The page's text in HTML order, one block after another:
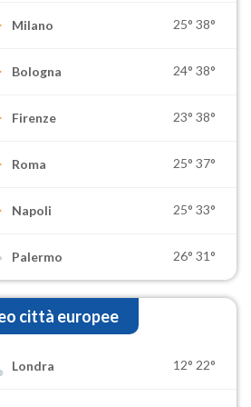
Milano 25° 38°
Bologna 24° 38°
Firenze 23° 38°
Roma 25° 37°
Napoli 25° 33°
Palermo 26° 31°
città europee
Londra 12° 22°